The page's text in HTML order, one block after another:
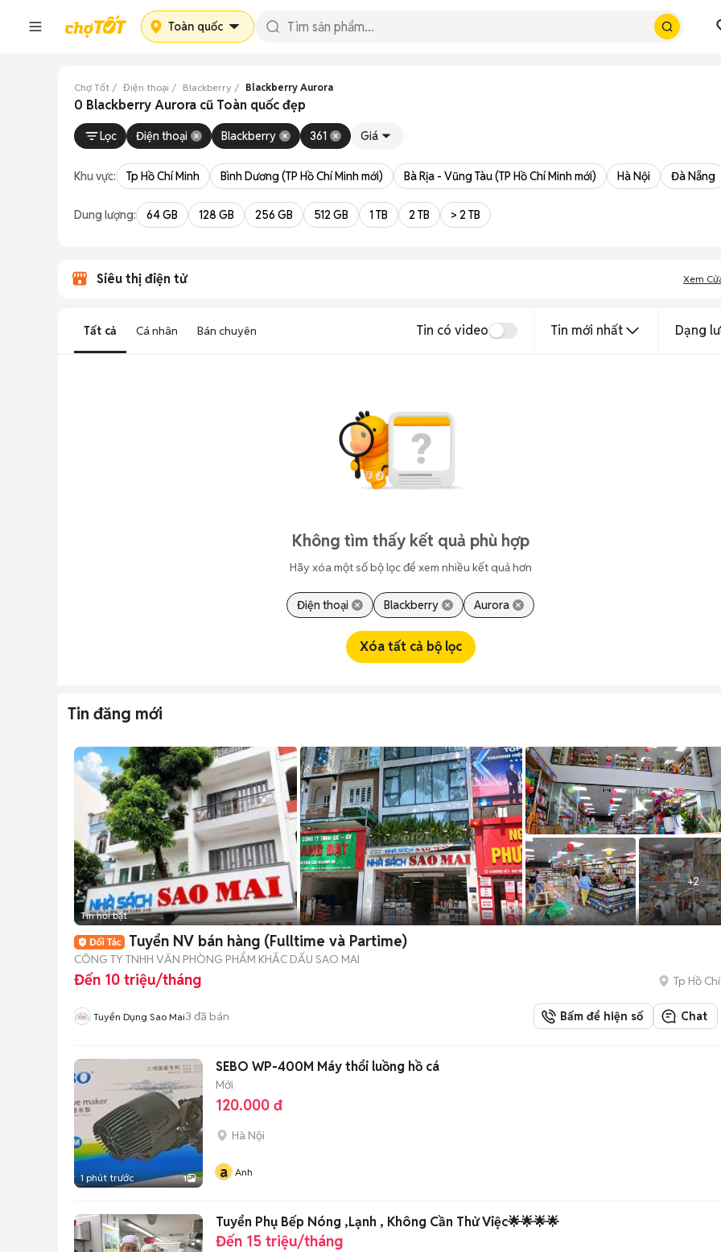
Toàn quốc
Chợ Tốt Điện thoại Blackberry Blackberry Aurora
0 Blackberry Aurora cũ Toàn quốc đẹp
Lọc Điện thoại Blackberry 361 Giá
Khu vực: Tp Hồ Chí Minh Bình Dương (TP Hồ Chí Minh mới) Bà Rịa - Vũng Tàu (TP Hồ Chí Minh mới) Hà Nội Đà Nẵng
Dung lượng: 64 GB 128 GB 256 GB 512 GB 1 TB 2 TB > 2 TB
Siêu thị điện tử Xem
Tất cả Cá nhân Bán chuyên Tin có video Tin mới nhất Dạng
Không tìm thấy kết quả phù hợp
Hãy xóa một số bộ lọc để xem nhiều kết quả hơn
Điện thoại Blackberry Aurora
Xóa tất cả bộ lọc
Tin đăng mới
+2
Tin nổi bật
Tuyển NV bán hàng (Fulltime và Partime)
CÔNG TY TNHH VĂN PHÒNG PHẨM KHẮC DẤU SAO MAI
Đến 10 triệu/tháng Tp Hồ
Tuyển Dụng Sao Mai3 đã bán Bấm để hiện số Chat
1 phút trước 1
SEBO WP-400M Máy thổi luồng hồ cá
Mới
120.000 đ
Hà Nội
a Anh
Tuyển Phụ Bếp Nóng ,Lạnh , Không Cần Thử Việc🌟🌟🌟🌟
Đến 15 triệu/tháng